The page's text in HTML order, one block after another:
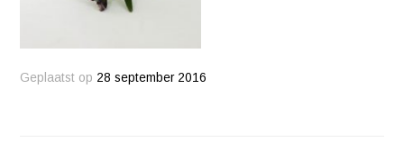
Geplaatst op 28 september 2016